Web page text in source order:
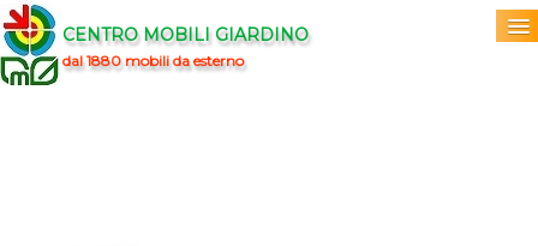
CENTRO MOBILI GIARDINO
dal 1880 mobili da esterno